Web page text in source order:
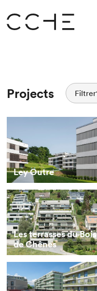
Projects Filtrer
Ley Outre
Les terrasses du Bois
de Chênes